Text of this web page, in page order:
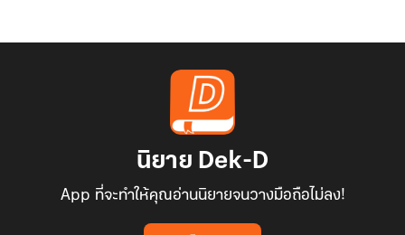
นิยาย Dek-D
App ที่จะทำให้คุณอ่านนิยายจนวางมือถือไม่ลง!